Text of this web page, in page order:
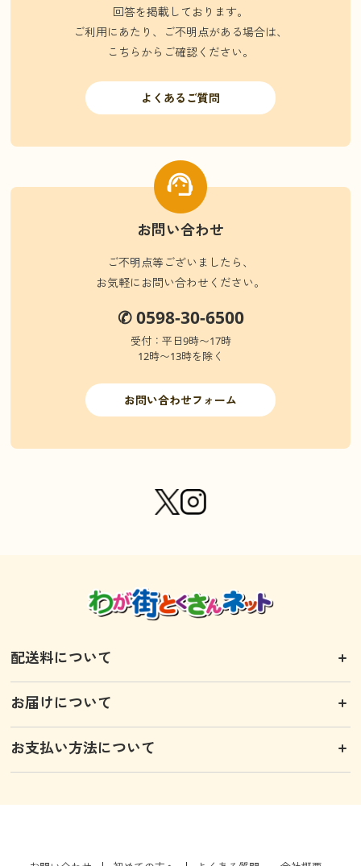
回答を掲載しております。
ご利用にあたり、ご不明点がある場合は、
こちらからご確認ください。
よくあるご質問
お問い合わせ
ご不明点等ございましたら、
お気軽にお問い合わせください。
✆ 0598-30-6500
受付：平日9時〜17時
12時〜13時を除く
お問い合わせフォーム
配送料について
お届けについて
お支払い方法について